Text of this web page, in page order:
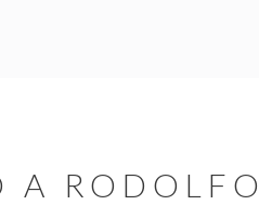
A RODOLFO